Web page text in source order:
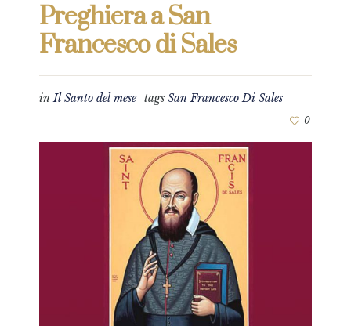
Preghiera a San
Francesco di Sales
inIl Santo del mese tags San Francesco Di Sales
0